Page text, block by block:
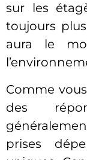
sur les
toujours
aura le
Comme
des
prises